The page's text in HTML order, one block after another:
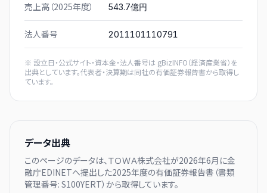
売上高（2025年度） 543.7億円
法人番号 2011101110791
※ 設立日・公式サイト・資本金・法人番号は gBizINFO（経済産業省）を
出典としています。代表者・決算期は同社の有価証券報告書から取得し
ています。
データ出典
このページのデータは、ＴＯＷＡ株式会社が2026年6月に金
融庁EDINETへ提出した2025年度の有価証券報告書（書類
管理番号: S100YERT）から取得しています。